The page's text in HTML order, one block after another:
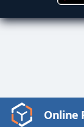
Video
Online